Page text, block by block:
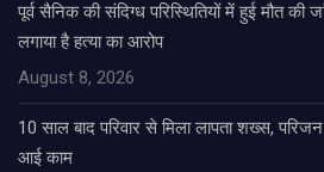
पूर्व सैनिक की संदिग्ध परिस्थितियों में हुई मौत की
लगाया है हत्या का आरोप
August 8, 2026
10 साल बाद परिवार से मिला लापता शख्स,
आई काम